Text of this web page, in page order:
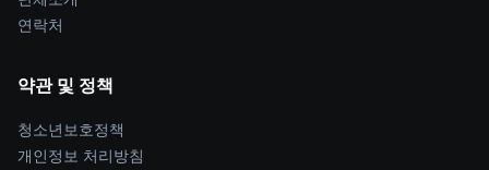
연락처
약관 및 정책
청소년보호정책
개인정보 처리방침